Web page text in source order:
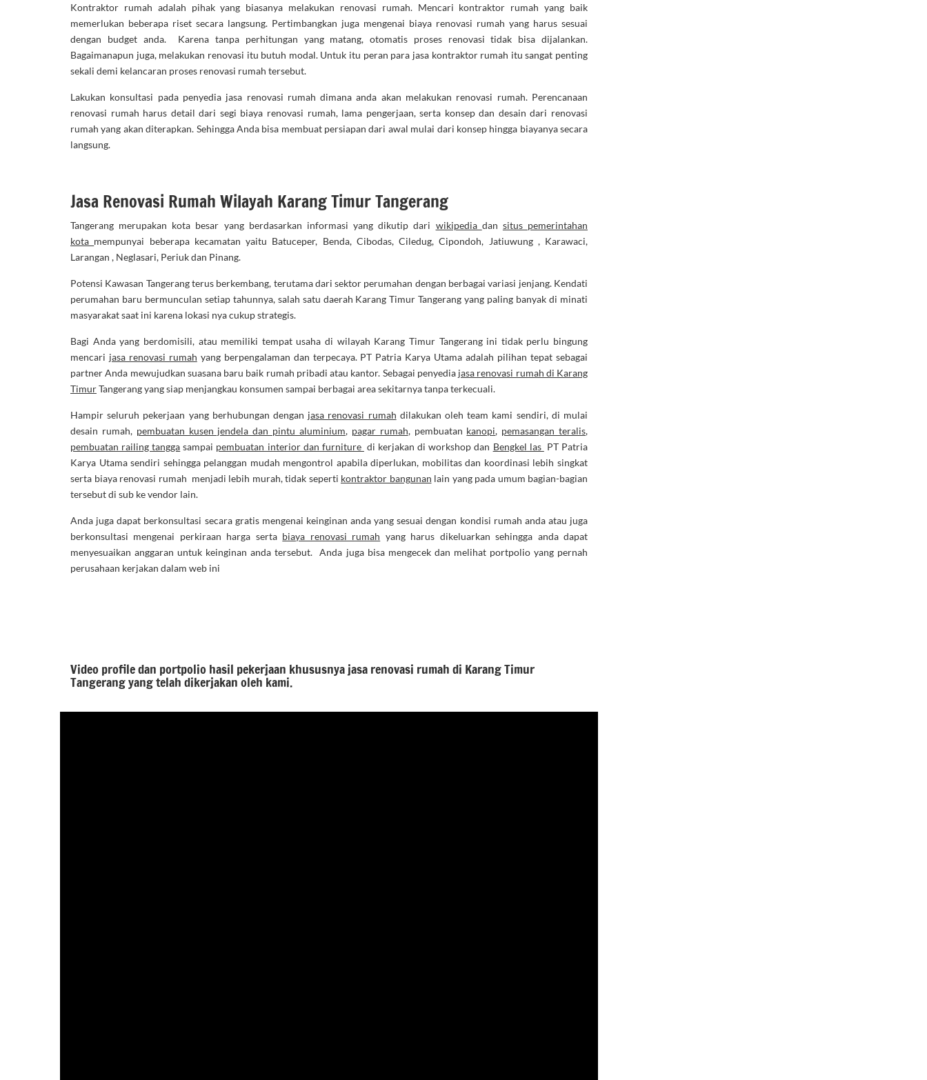
Kontraktor rumah adalah pihak yang biasanya melakukan renovasi rumah. Mencari kontraktor rumah yang baik
memerlukan beberapa riset secara langsung. Pertimbangkan juga mengenai biaya renovasi rumah yang harus sesuai
dengan budget anda. Karena tanpa perhitungan yang matang, otomatis proses renovasi tidak bisa dijalankan.
Bagaimanapun juga, melakukan renovasi itu butuh modal. Untuk itu peran para jasa kontraktor rumah itu sangat penting
sekali demi kelancaran proses renovasi rumah tersebut.
Lakukan konsultasi pada penyedia jasa renovasi rumah dimana anda akan melakukan renovasi rumah. Perencanaan
renovasi rumah harus detail dari segi biaya renovasi rumah, lama pengerjaan, serta konsep dan desain dari renovasi
rumah yang akan diterapkan. Sehingga Anda bisa membuat persiapan dari awal mulai dari konsep hingga biayanya secara
langsung.
Jasa Renovasi Rumah Wilayah Karang Timur Tangerang
Tangerang merupakan kota besar yang berdasarkan informasi yang dikutip dari wikipedia dan situs pemerintahan
kota mempunyai beberapa kecamatan yaitu Batuceper, Benda, Cibodas, Ciledug, Cipondoh, Jatiuwung , Karawaci,
Larangan , Neglasari, Periuk dan Pinang.
Potensi Kawasan Tangerang terus berkembang, terutama dari sektor perumahan dengan berbagai variasi jenjang. Kendati
perumahan baru bermunculan setiap tahunnya, salah satu daerah Karang Timur Tangerang yang paling banyak di minati
masyarakat saat ini karena lokasi nya cukup strategis.
Bagi Anda yang berdomisili, atau memiliki tempat usaha di wilayah Karang Timur Tangerang ini tidak perlu bingung
mencari jasa renovasi rumah yang berpengalaman dan terpecaya. PT Patria Karya Utama adalah pilihan tepat sebagai
partner Anda mewujudkan suasana baru baik rumah pribadi atau kantor. Sebagai penyedia jasa renovasi rumah di Karang
TimurTangerang yang siap menjangkau konsumen sampai berbagai area sekitarnya tanpa terkecuali.
Hampir seluruh pekerjaan yang berhubungan dengan jasa renovasi rumah dilakukan oleh team kami sendiri, di mulai
desain rumah, pembuatan kusen jendela dan pintu aluminium, pagar rumah, pembuatan kanopi, pemasangan teralis,
pembuatan railing tangga sampai pembuatan interior dan furniture di kerjakan di workshop dan Bengkel las PT Patria
Karya Utama sendiri sehingga pelanggan mudah mengontrol apabila diperlukan, mobilitas dan koordinasi lebih singkat
serta biaya renovasi rumah menjadi lebih murah, tidak seperti kontraktor bangunan lain yang pada umum bagian-bagian
tersebut di sub ke vendor lain.
Anda juga dapat berkonsultasi secara gratis mengenai keinginan anda yang sesuai dengan kondisi rumah anda atau juga
berkonsultasi mengenai perkiraan harga serta biaya renovasi rumah yang harus dikeluarkan sehingga anda dapat
menyesuaikan anggaran untuk keinginan anda tersebut. Anda juga bisa mengecek dan melihat portpolio yang pernah
perusahaan kerjakan dalam web ini
Video profile dan portpolio hasil pekerjaan khususnya jasa renovasi rumah di Karang Timur
Tangerang yang telah dikerjakan oleh kami.